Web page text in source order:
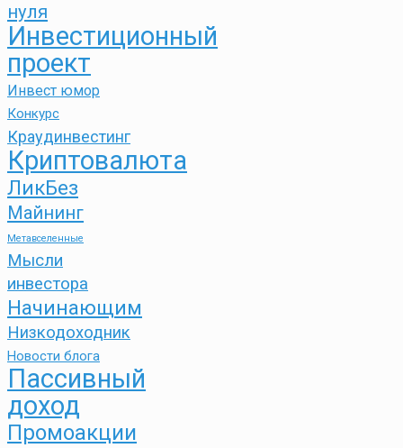
нуля
Инвестиционный
проект
Инвест юмор
Конкурс
Краудинвестинг
Криптовалюта
ЛикБез
Майнинг
Метавселенные
Мысли
инвестора
Начинающим
Низкодоходник
Новости блога
Пассивный
доход
Промоакции